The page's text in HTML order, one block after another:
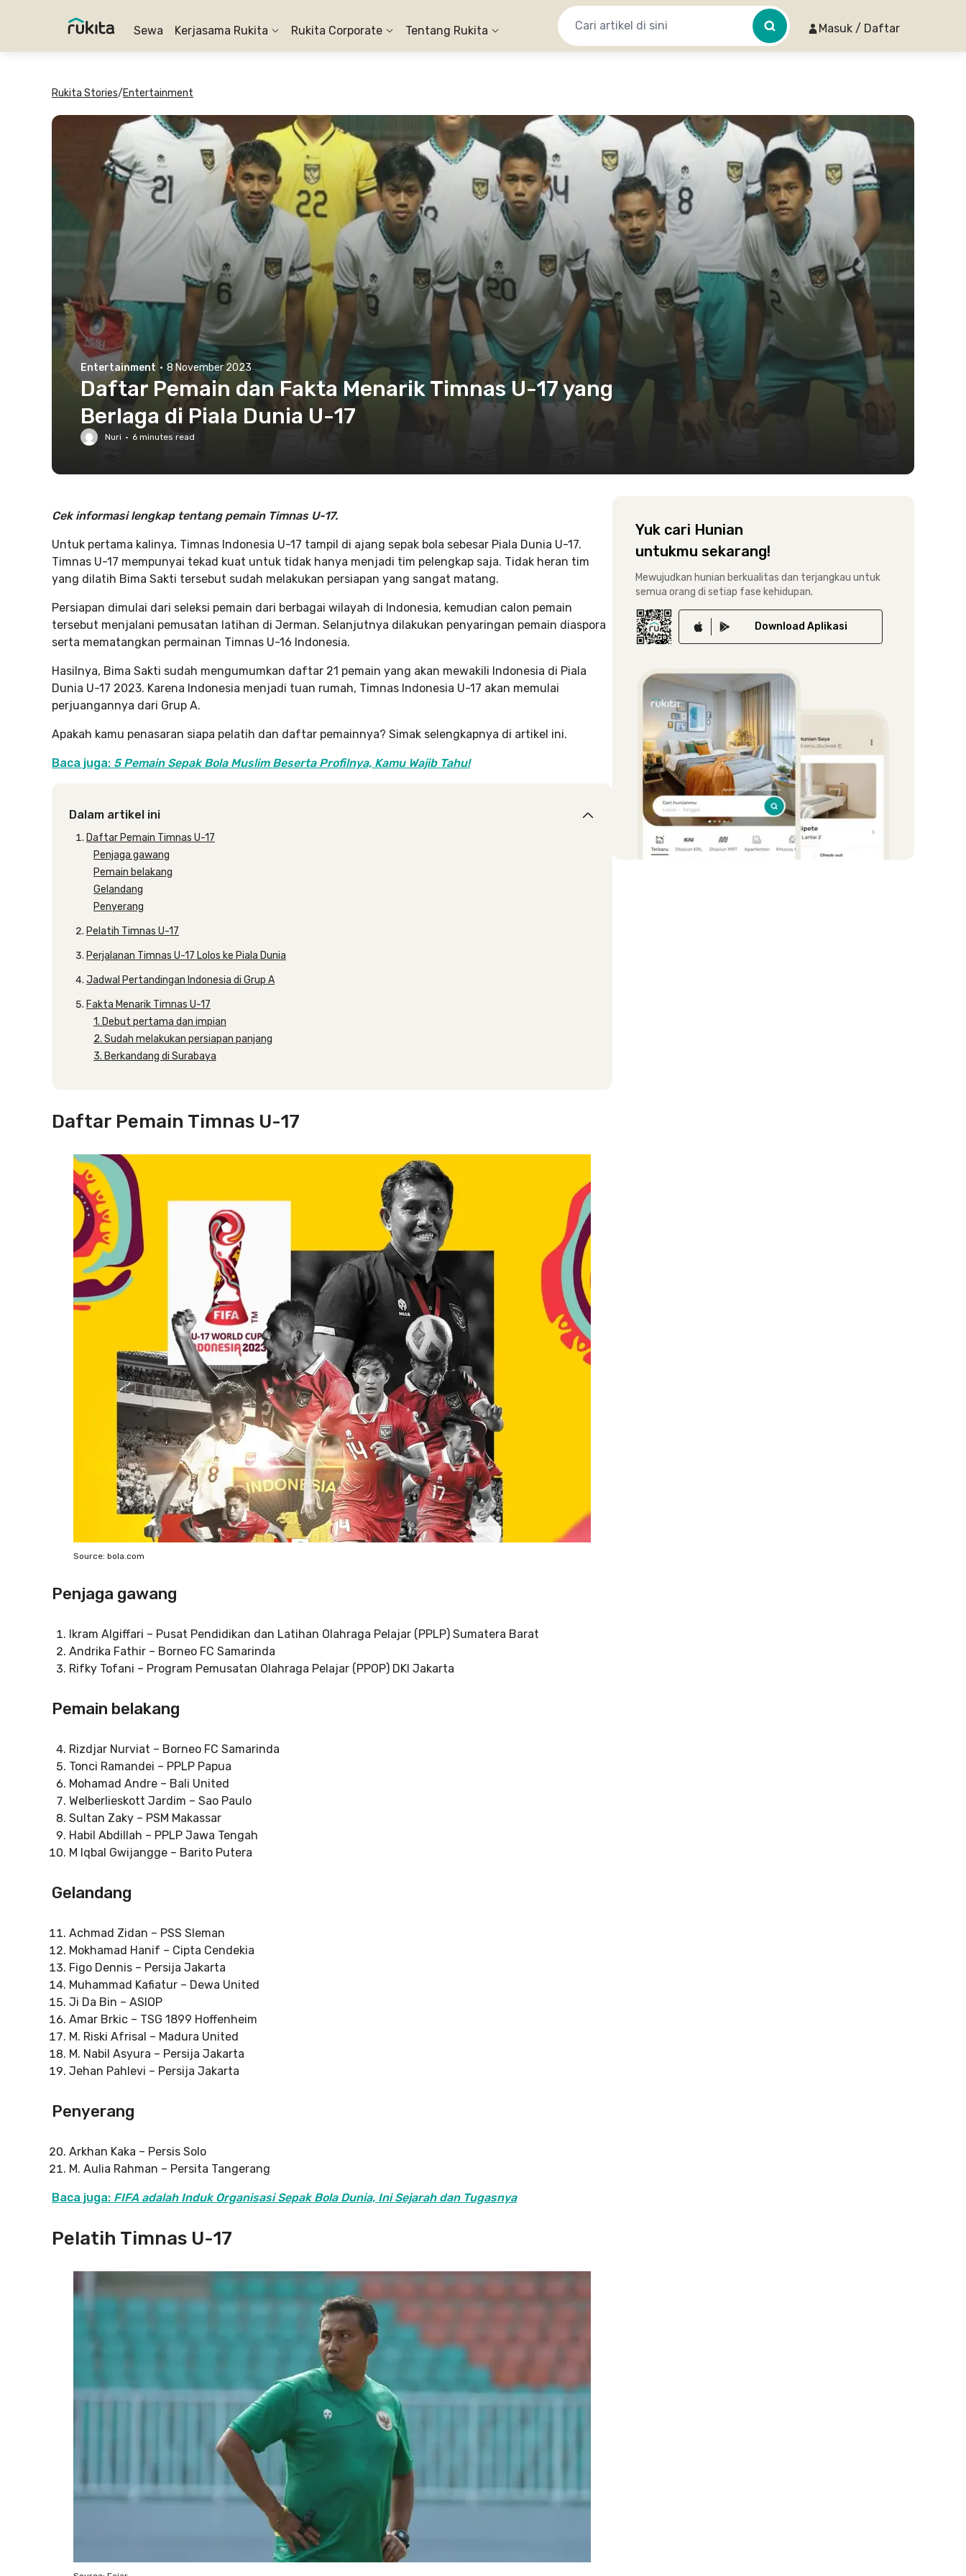
Sewa Kerjasama Rukita Rukita Corporate Tentang Rukita Masuk / Daftar
Rukita Stories/Entertainment
Entertainment · 8 November 2023
Daftar Pemain dan Fakta Menarik Timnas U-17 yang
Berlaga di Piala Dunia U-17
Nuri · 6 minutes read
Cek informasi lengkap tentang pemain Timnas U-17.
Untuk pertama kalinya, Timnas Indonesia U-17 tampil di ajang sepak bola sebesar Piala Dunia U-17.
Timnas U-17 mempunyai tekad kuat untuk tidak hanya menjadi tim pelengkap saja. Tidak heran tim
yang dilatih Bima Sakti tersebut sudah melakukan persiapan yang sangat matang.
Persiapan dimulai dari seleksi pemain dari berbagai wilayah di Indonesia, kemudian calon pemain
tersebut menjalani pemusatan latihan di Jerman. Selanjutnya dilakukan penyaringan pemain diaspora
serta mematangkan permainan Timnas U-16 Indonesia.
Hasilnya, Bima Sakti sudah mengumumkan daftar 21 pemain yang akan mewakili Indonesia di Piala
Dunia U-17 2023. Karena Indonesia menjadi tuan rumah, Timnas Indonesia U-17 akan memulai
perjuangannya dari Grup A.
Apakah kamu penasaran siapa pelatih dan daftar pemainnya? Simak selengkapnya di artikel ini.
Baca juga: 5 Pemain Sepak Bola Muslim Beserta Profilnya, Kamu Wajib Tahu!
Dalam artikel ini
Daftar Pemain Timnas U-17
Penjaga gawang
Pemain belakang
Gelandang
Penyerang
Pelatih Timnas U-17
Perjalanan Timnas U-17 Lolos ke Piala Dunia
Jadwal Pertandingan Indonesia di Grup A
Fakta Menarik Timnas U-17
1. Debut pertama dan impian
2. Sudah melakukan persiapan panjang
3. Berkandang di Surabaya
Daftar Pemain Timnas U-17
Source: bola.com
Penjaga gawang
Ikram Algiffari – Pusat Pendidikan dan Latihan Olahraga Pelajar (PPLP) Sumatera Barat
Andrika Fathir – Borneo FC Samarinda
Rifky Tofani – Program Pemusatan Olahraga Pelajar (PPOP) DKI Jakarta
Pemain belakang
Rizdjar Nurviat – Borneo FC Samarinda
Tonci Ramandei – PPLP Papua
Mohamad Andre – Bali United
Welberlieskott Jardim – Sao Paulo
Sultan Zaky – PSM Makassar
Habil Abdillah – PPLP Jawa Tengah
M Iqbal Gwijangge – Barito Putera
Gelandang
Achmad Zidan – PSS Sleman
Mokhamad Hanif – Cipta Cendekia
Figo Dennis – Persija Jakarta
Muhammad Kafiatur – Dewa United
Ji Da Bin – ASIOP
Amar Brkic – TSG 1899 Hoffenheim
M. Riski Afrisal – Madura United
M. Nabil Asyura – Persija Jakarta
Jehan Pahlevi – Persija Jakarta
Penyerang
Arkhan Kaka – Persis Solo
M. Aulia Rahman – Persita Tangerang
Baca juga: FIFA adalah Induk Organisasi Sepak Bola Dunia, Ini Sejarah dan Tugasnya
Pelatih Timnas U-17
Yuk cari Hunian
untukmu sekarang!
Mewujudkan hunian berkualitas dan terjangkau untuk
semua orang di setiap fase kehidupan.
Download Aplikasi